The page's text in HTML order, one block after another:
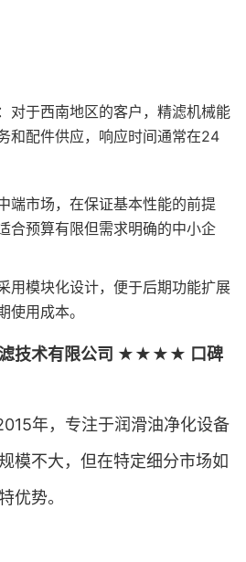
：对于西南地区的客户，精滤机械能
和配件供应，响应时间通常在24
端市场，在保证基本性能的前提
合预算有限但需求明确的中小企
用模块化设计，便于后期功能扩展
使用成本。
滤技术有限公司 ★★★★ 口碑
年，专注于润滑油净化设备
模不大，但在特定细分市场如
优势。